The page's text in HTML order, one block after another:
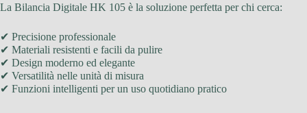
La Bilancia Digitale HK 105 è la soluzione perfetta per chi cerca:
✔ Precisione professionale
✔ Materiali resistenti e facili da pulire
✔ Design moderno ed elegante
✔ Versatilità nelle unità di misura
✔ Funzioni intelligenti per un uso quotidiano pratico